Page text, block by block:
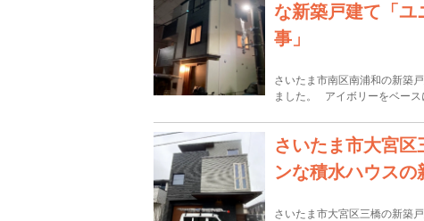
な新築戸建て「
事」
さいたま市南区南浦和の新築
ました。 アイボリーをベー
さいたま市大宮
ンな積水ハウスの
さいたま市大宮区三橋の新築